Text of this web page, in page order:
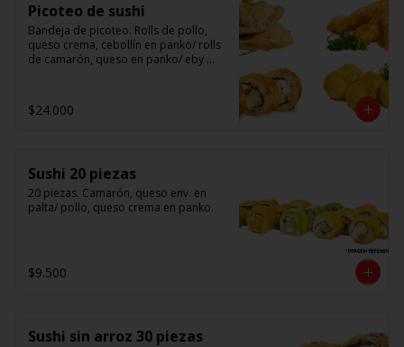
Picoteo de sushi
Bandeja de picoteo. Rolls de pollo,
queso crema, cebollín en panko/ rolls
de camarón, queso en panko/ eby
crema)/ gyosas mixtas.
$24.000
Sushi 20 piezas
20 piezas. Camarón, queso env. en
palta/ pollo, queso crema en panko.
$9.500
Sushi sin arroz 30 piezas